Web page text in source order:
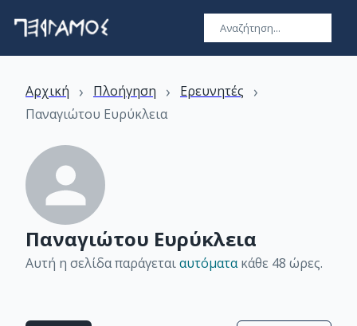
Αρχική › Πλοήγηση › Ερευνητές ›
Παναγιώτου Ευρύκλεια
Παναγιώτου Ευρύκλεια
Αυτή η σελίδα παράγεταιαυτόματακάθε 48 ώρες.